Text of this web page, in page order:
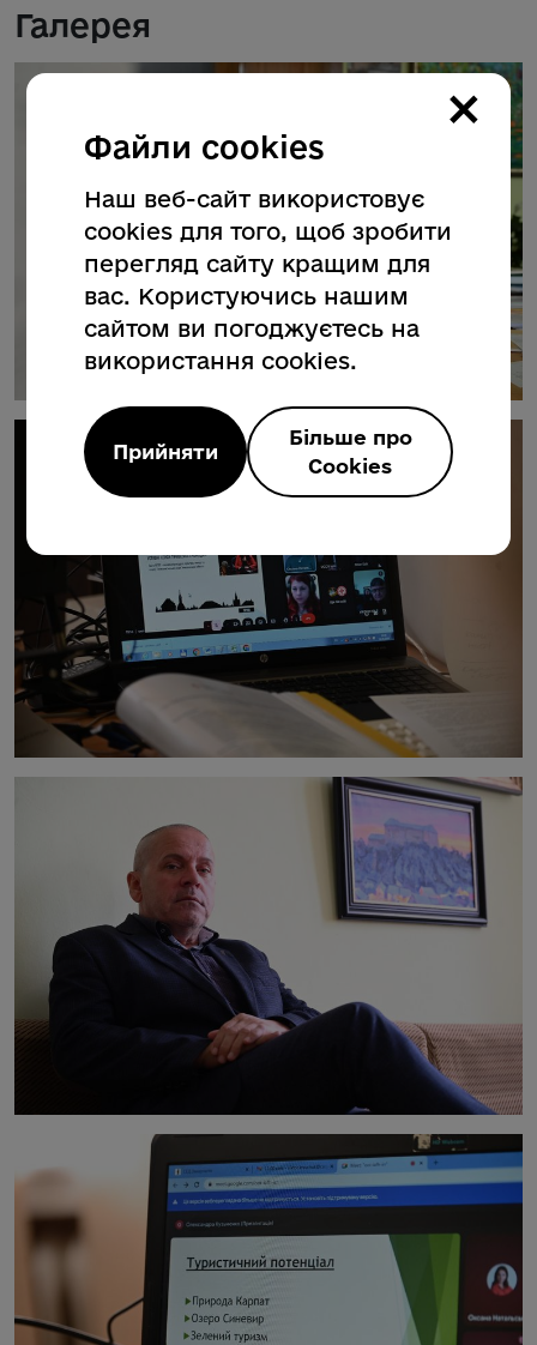
Галерея
×
Файли cookies
Наш веб-сайт використовує
cookies для того, щоб зробити
перегляд сайту кращим для
вас. Користуючись нашим
сайтом ви погоджуєтесь на
використання cookies.
Прийняти
Більше про
Cookies